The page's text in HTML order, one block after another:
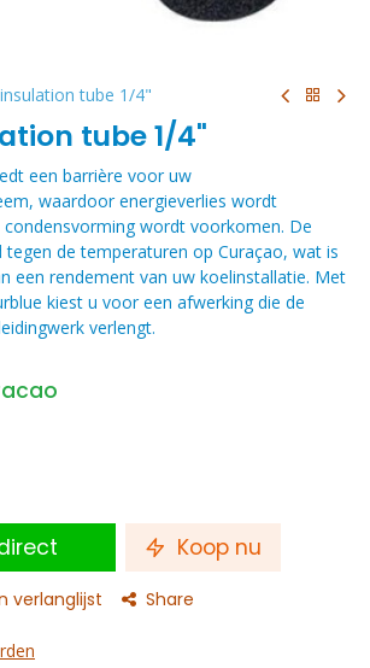
tube 1/4"
tube 1/4"
een barrière voor uw
waardoor energieverlies wordt
condensvorming wordt voorkomen. De
de temperaturen op Curaçao, wat is
een rendement van uw koelinstallatie. Met
kiest u voor een afwerking die de
verlengt.
Koop nu
verlanglijst Share